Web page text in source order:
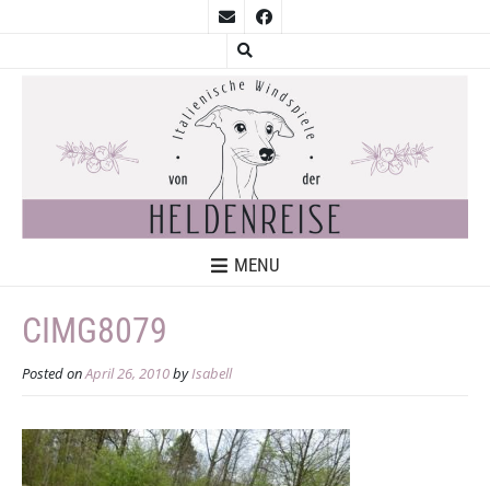
MENU
CIMG8079
Posted onApril 26, 2010byIsabell